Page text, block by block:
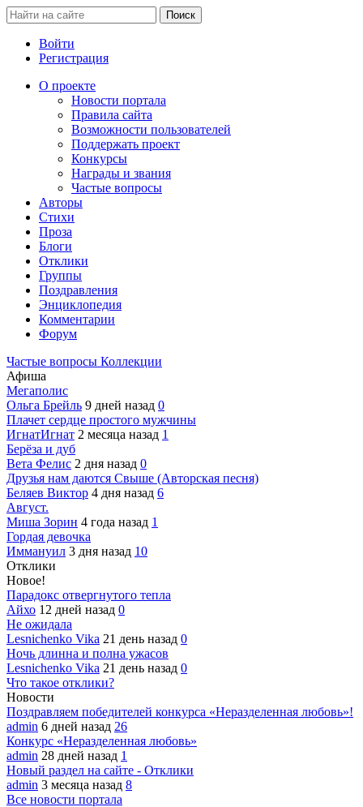
Войти
Регистрация
О проекте
Новости портала
Правила сайта
Возможности пользователей
Поддержать проект
Конкурсы
Награды и звания
Частые вопросы
Авторы
Стихи
Проза
Блоги
Отклики
Группы
Поздравления
Энциклопедия
Комментарии
Форум
Частые вопросы Коллекции
Афиша
Мегаполис
Ольга Брейль 9 дней назад 0
Плачет сердце простого мужчины
ИгнатИгнат 2 месяца назад 1
Берёза и дуб
Вета Фелис 2 дня назад 0
Друзья нам даются Свыше (Авторская песня)
Беляев Виктор 4 дня назад 6
Август.
Миша Зорин 4 года назад 1
Гордая девочка
Иммануил 3 дня назад 10
Отклики
Новое!
Парадокс отвергнутого тепла
Айхо 12 дней назад 0
Не ожидала
Lesnichenko Vika 21 день назад 0
Ночь длинна и полна ужасов
Lesnichenko Vika 21 день назад 0
Что такое отклики?
Новости
Поздравляем победителей конкурса «Неразделенная любовь»!
admin 6 дней назад 26
Конкурс «Неразделенная любовь»
admin 28 дней назад 1
Новый раздел на сайте - Отклики
admin 3 месяца назад 8
Все новости портала